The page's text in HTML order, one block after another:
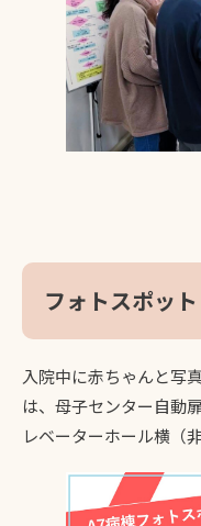
フォトスポット
入院中に赤ちゃんと写
は、母子センター自動
レベーターホール横（